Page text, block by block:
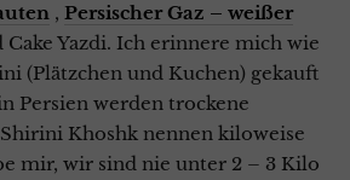
, Persischer Gaz – weißer
Cake Yazdi. Ich erinnere mich wie
(Plätzchen und Kuchen) gekauft
Persien werden trockene
Khoshk nennen kiloweise
mir, wir sind nie unter 2 – 3 Kilo